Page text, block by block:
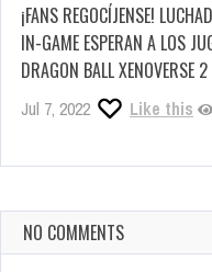
¡FANS REGOCÍJENSE!
IN-GAME ESPERAN A LOS
DRAGON BALL XENOVERSE 2
Jul 7, 2022 Like this
NO COMMENTS